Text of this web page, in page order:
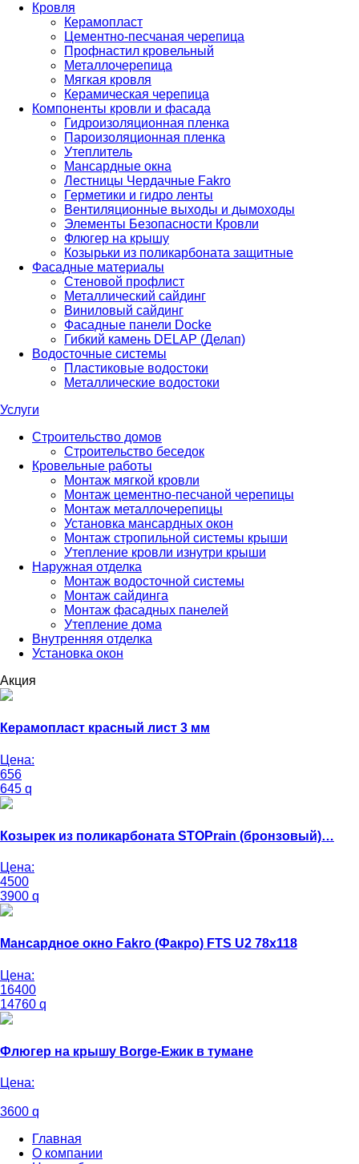
Кровля
Керамопласт
Цементно-песчаная черепица
Профнастил кровельный
Металлочерепица
Мягкая кровля
Керамическая черепица
Компоненты кровли и фасада
Гидроизоляционная пленка
Пароизоляционная пленка
Утеплитель
Мансардные окна
Лестницы Чердачные Fakro
Герметики и гидро ленты
Вентиляционные выходы и дымоходы
Элементы Безопасности Кровли
Флюгер на крышу
Козырьки из поликарбоната защитные
Фасадные материалы
Стеновой профлист
Металлический сайдинг
Виниловый сайдинг
Фасадные панели Docke
Гибкий камень DELAP (Делап)
Водосточные системы
Пластиковые водостоки
Металлические водостоки
Услуги
Строительство домов
Строительство беседок
Кровельные работы
Монтаж мягкой кровли
Монтаж цементно-песчаной черепицы
Монтаж металлочерепицы
Установка мансардных окон
Монтаж стропильной системы крыши
Утепление кровли изнутри крыши
Наружная отделка
Монтаж водосточной системы
Монтаж сайдинга
Монтаж фасадных панелей
Утепление дома
Внутренняя отделка
Установка окон
Акция
Керамопласт красный лист 3 мм
Цена:
656
645 q
Козырек из поликарбоната STOPrain (бронзовый)…
Цена:
4500
3900 q
Мансардное окно Fakro (Факро) FTS U2 78х118
Цена:
16400
14760 q
Флюгер на крышу Borge-Ежик в тумане
Цена:
3600 q
Главная
О компании